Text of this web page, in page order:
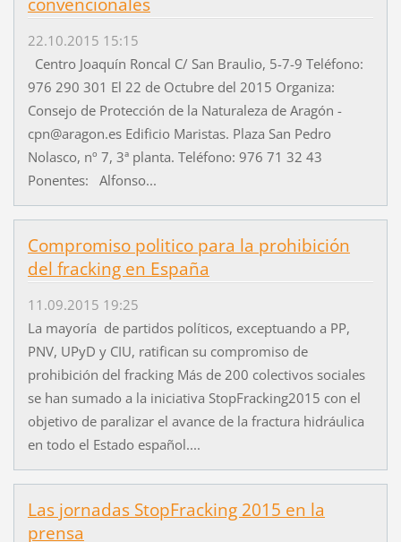
22.10.2015 15:15
Centro Joaquín Roncal C/ San Braulio, 5-7-9 Teléfono:
976 290 301 El 22 de Octubre del 2015 Organiza:
Consejo de Protección de la Naturaleza de Aragón -
cpn@aragon.es Edificio Maristas. Plaza San Pedro
Nolasco, nº 7, 3ª planta. Teléfono: 976 71 32 43
Ponentes: Alfonso...
Compromiso politico para la prohibición
del fracking en España
11.09.2015 19:25
La mayoría de partidos políticos, exceptuando a PP,
PNV, UPyD y CIU, ratifican su compromiso de
prohibición del fracking Más de 200 colectivos sociales
se han sumado a la iniciativa StopFracking2015 con el
objetivo de paralizar el avance de la fractura hidráulica
en todo el Estado español....
Las jornadas StopFracking 2015 en la
prensa